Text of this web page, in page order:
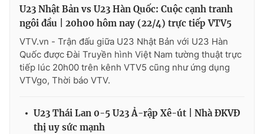
U23 Nhật Bản vs U23 Hàn Quốc: Cuộc cạnh tranh
ngôi đầu | 20h00 hôm nay (22/4) trực tiếp VTV5
VTV.vn - Trận đấu giữa U23 Nhật Bản với U23 Hàn
Quốc được Đài Truyền hình Việt Nam tường thuật trực
tiếp lúc 20h00 trên kênh VTV5 cũng như ứng dụng
VTVgo, Thời báo VTV.
U23 Thái Lan 0-5 U23 Ả-rập Xê-út | Nhà ĐKVĐ
thị uy sức mạnh